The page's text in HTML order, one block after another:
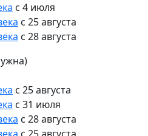
c 4 июля
c 25 августа
c 28 августа
c 25 августа
c 31 июля
c 28 августа